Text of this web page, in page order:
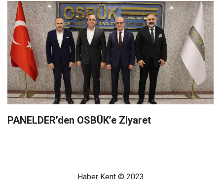
PANELDER’den OSBÜK’e Ziyaret
Haber Kent © 2023